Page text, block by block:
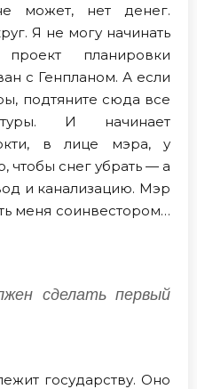
может, нет денег.
Я не могу начинать
проект планировки
с Генпланом. А если
подтяните сюда все
И начинает
в лице мэра, у
чтобы снег убрать — а
и канализацию. Мэр
меня соинвестором…
сделать первый
государству. Оно